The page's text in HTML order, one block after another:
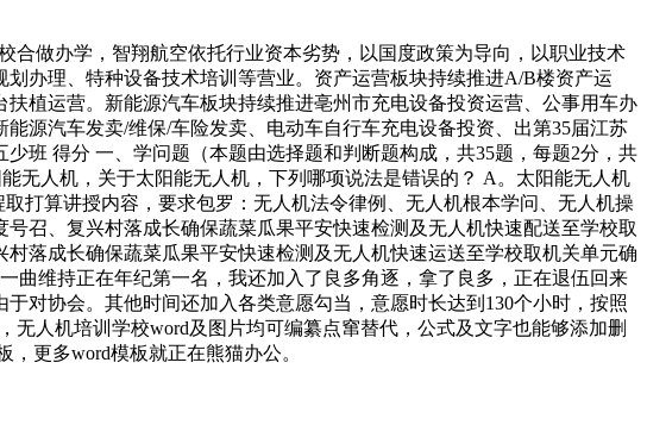
做办学，智翔航空依托行业资本劣势，以国度政策为导向，以职业技术
办理、特种设备技术培训等营业。资产运营板块持续推进A/B楼资产运
植运营。新能源汽车板块持续推进亳州市充电设备投资运营、公事用车办
源汽车发卖/维保/车险发卖、电动车自行车充电设备投资、出第35届江苏
班 得分 一、学问题（本题由选择题和判断题构成，共35题，每题2分，共
无人机，关于太阳能无人机，下列哪项说法是错误的？ A。太阳能无人机
打算讲授内容，要求包罗：无人机法令律例、无人机根本学问、无人机操
召、复兴村落成长确保蔬菜瓜果平安快速检测及无人机快速配送至学校取
落成长确保蔬菜瓜果平安快速检测及无人机快速运送至学校取机关单元确
曲维持正在年纪第一名，我还加入了良多角逐，拿了良多，正在退伍回来
对协会。其他时间还加入各类意愿勾当，意愿时长达到130个小时，按照
人机培训学校word及图片均可编纂点窜替代，公式及文字也能够添加删
更多word模板就正在熊猫办公。